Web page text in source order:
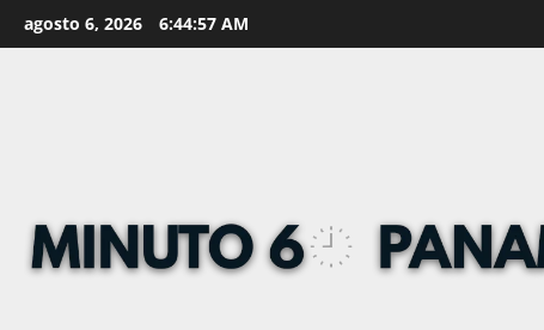
to
agosto 6, 2026 6:44:58 AM